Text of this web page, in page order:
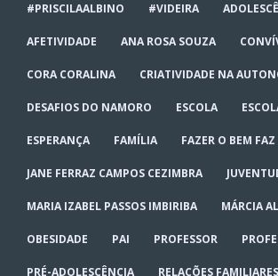
#PRISCILAALBINO #VIDEIRA
AFETIVIDADE ANA ROSA SOUZA
CORA CORALINA CRIATIVIDADE NA
DESAFIOS DO NAMORO ESCOLA
ESPERANÇA FAMÍLIA FAZER O BEM FAZ
JANE FERRAZ CAMPOS CEZIMBRA
MARIA IZABEL PASSOS IMBIRIBA MÁRCIA
OBESIDADE PAI PROFESSOR
PRÉ-ADOLESCÊNCIA RELAÇÕES FAMILIARES